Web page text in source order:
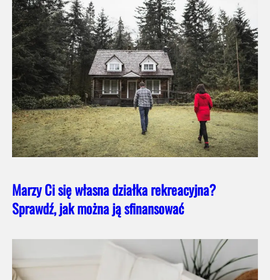
Marzy Ci się własna działka rekreacyjna?
Sprawdź, jak można ją sfinansować